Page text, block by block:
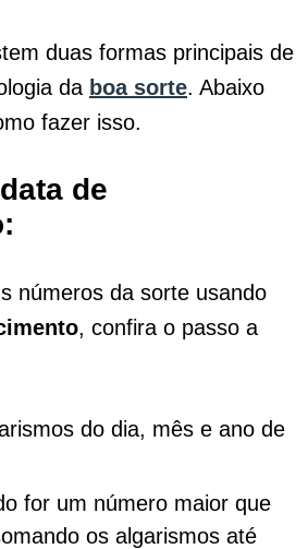
duas formas principais de
da boa sorte. Abaixo
fazer isso.
de
números da sorte usando
, confira o passo a
do dia, mês e ano de
for um número maior que
os algarismos até